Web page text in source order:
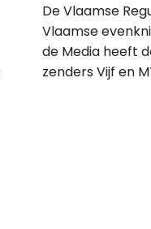
De Vlaamse
Vlaamse
de Media heeft
zenders Vijf en